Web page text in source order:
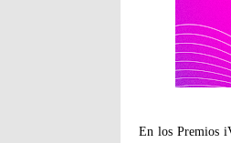
En los Premios